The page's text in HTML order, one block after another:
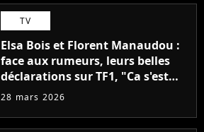
TV
Elsa Bois et Florent Manaudou :
face aux rumeurs, leurs belles
déclarations sur TF1, "Ca s'est
fait naturellement"
28 mars 2026